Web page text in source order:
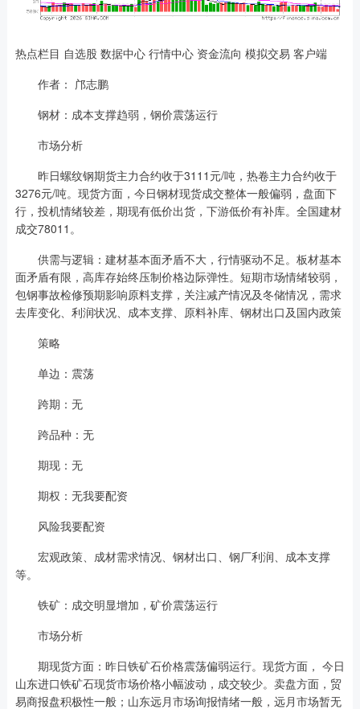
热点栏目 自选股 数据中心 行情中心 资金流向 模拟交易 客户端
作者： 邝志鹏
钢材：成本支撑趋弱，钢价震荡运行
市场分析
昨日螺纹钢期货主力合约收于3111元/吨，热卷主力合约收于
3276元/吨。现货方面，今日钢材现货成交整体一般偏弱，盘面下
行，投机情绪较差，期现有低价出货，下游低价有补库。全国建材
成交78011。
供需与逻辑：建材基本面矛盾不大，行情驱动不足。板材基本
面矛盾有限，高库存始终压制价格边际弹性。短期市场情绪较弱，
包钢事故检修预期影响原料支撑，关注减产情况及冬储情况，需求
去库变化、利润状况、成本支撑、原料补库、钢材出口及国内政策
策略
单边：震荡
跨期：无
跨品种：无
期现：无
期权：无我要配资
风险我要配资
宏观政策、成材需求情况、钢材出口、钢厂利润、成本支撑
等。
铁矿：成交明显增加，矿价震荡运行
市场分析
期现货方面：昨日铁矿石价格震荡偏弱运行。现货方面， 今日
山东进口铁矿石现货市场价格小幅波动，成交较少。卖盘方面，贸
易商报盘积极性一般；山东远月市场询报情绪一般，远月市场暂无